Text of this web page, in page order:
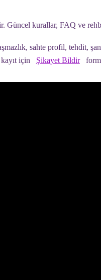
Güncel kurallar, FAQ ve
sahte profil, tehdit,
için Şikayet Bildir